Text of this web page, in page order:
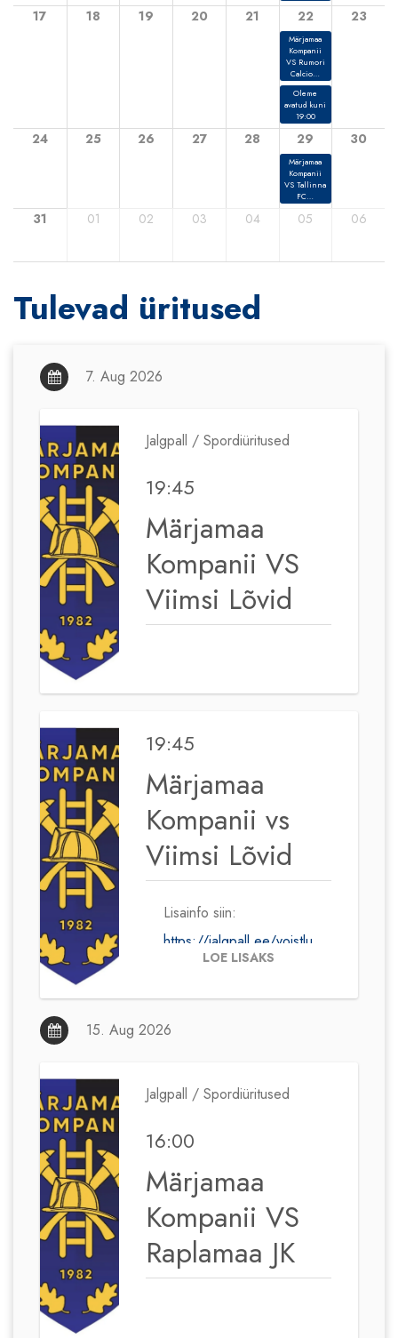
17 18 19 20 21 22
Märjamaa
Kompanii
VS Rumori
Calcio…
Oleme
avatud kuni
19:00
23
24 25 26 27 28 29
Märjamaa
Kompanii
VS Tallinna
FC…
30
31 01 02 03 04 05 06
Tulevad üritused
7. Aug 2026
Jalgpall / Spordiüritused
19:45
Märjamaa
Kompanii VS
Viimsi Lõvid
19:45
Märjamaa
Kompanii vs
Viimsi Lõvid
Lisainfo siin:
https://jalgpall.ee/voistlu
season=2026
LOE LISAKS
15. Aug 2026
Jalgpall / Spordiüritused
16:00
Märjamaa
Kompanii VS
Raplamaa JK